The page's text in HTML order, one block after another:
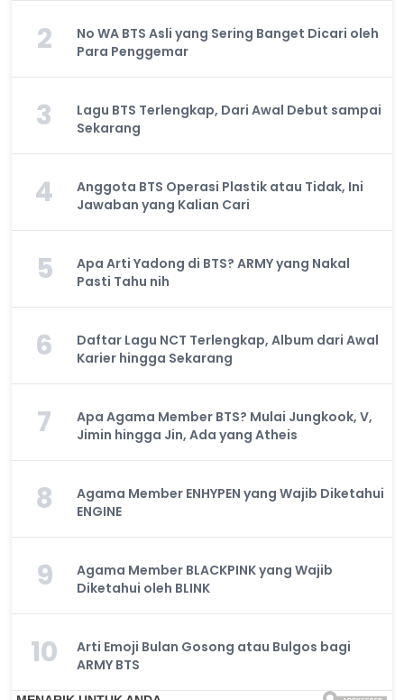
2
No WA BTS Asli yang Sering Banget Dicari oleh
Para Penggemar
3
Lagu BTS Terlengkap, Dari Awal Debut sampai
Sekarang
4
Anggota BTS Operasi Plastik atau Tidak, Ini
Jawaban yang Kalian Cari
5
Apa Arti Yadong di BTS? ARMY yang Nakal
Pasti Tahu nih
6
Daftar Lagu NCT Terlengkap, Album dari Awal
Karier hingga Sekarang
7
Apa Agama Member BTS? Mulai Jungkook, V,
Jimin hingga Jin, Ada yang Atheis
8
Agama Member ENHYPEN yang Wajib Diketahui
ENGINE
9
Agama Member BLACKPINK yang Wajib
Diketahui oleh BLINK
10
Arti Emoji Bulan Gosong atau Bulgos bagi
ARMY BTS